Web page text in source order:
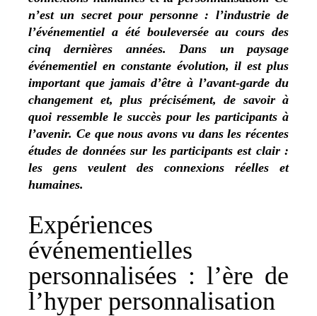
n’est un secret pour personne : l’industrie de
l’événementiel a été bouleversée au cours des
cinq dernières années. Dans un paysage
événementiel en constante évolution, il est plus
important que jamais d’être à l’avant-garde du
changement et, plus précisément, de savoir à
quoi ressemble le succès pour les participants à
l’avenir. Ce que nous avons vu dans les récentes
études de données sur les participants est clair :
les gens veulent des connexions réelles et
humaines.
Expériences
événementielles
personnalisées : l’ère de
l’hyper personnalisation